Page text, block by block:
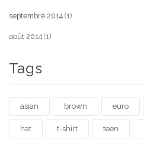
septembre 2014 (1)
août 2014 (1)
Tags
asian brown euro
hat t-shirt teen